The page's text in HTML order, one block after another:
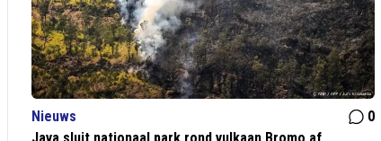
Nieuws
0